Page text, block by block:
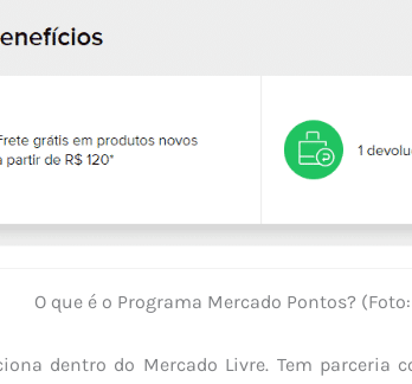
O que é o Programa Mercado Pontos?
dentro do Mercado Livre. Tem parceria